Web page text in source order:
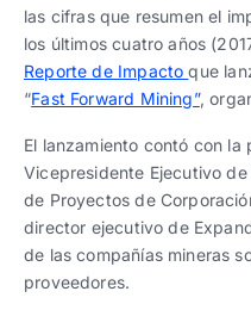
las cifras que resumen el
los últimos cuatro años
Reporte de Impactoque
“Fast Forward Mining”,
El lanzamiento contó con
Vicepresidente Ejecutivo de
de Proyectos de
director ejecutivo de
de las compañías mineras
proveedores.